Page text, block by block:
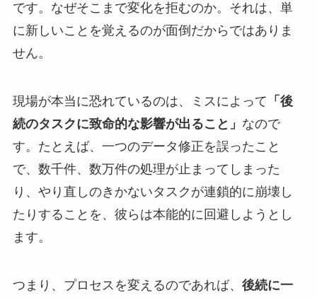
です。なぜそこまで変化を拒むのか。それは、単
に新しいことを覚えるのが面倒だからではありま
せん。
現場が本当に恐れているのは、ミスによって 「後
続のタスクに致命的な影響が出ること」 なので
す。たとえば、一つのデータ修正を誤ったこと
で、数千件、数万件の処理が止まってしまった
り、やり直しのきかないタスクが連鎖的に崩壊し
たりすることを、彼らは本能的に回避しようとし
ます。
つまり、プロセスを変えるのであれば、 後続に一